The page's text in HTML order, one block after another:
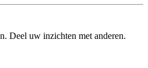
Deel uw inzichten met anderen.